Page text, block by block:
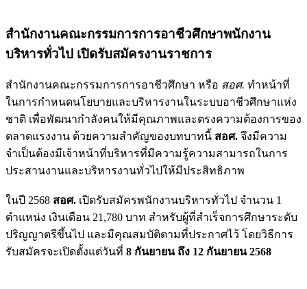
สำนักงานคณะกรรมการการอาชีวศึกษาพนักงาน
บริหารทั่วไป เปิดรับสมัครงานราชการ
สำนักงานคณะกรรมการการอาชีวศึกษา หรือ สอศ. ทำหน้าที่
ในการกำหนดนโยบายและบริหารงานในระบบอาชีวศึกษาแห่ง
ชาติ เพื่อพัฒนากำลังคนให้มีคุณภาพและตรงความต้องการของ
ตลาดแรงงาน ด้วยความสำคัญของบทบาทนี้ สอศ. จึงมีความ
จำเป็นต้องมีเจ้าหน้าที่บริหารที่มีความรู้ความสามารถในการ
ประสานงานและบริหารงานทั่วไปให้มีประสิทธิภาพ
ในปี 2568 สอศ. เปิดรับสมัครพนักงานบริหารทั่วไป จำนวน 1
ตำแหน่ง เงินเดือน 21,780 บาท สำหรับผู้ที่สำเร็จการศึกษาระดับ
ปริญญาตรีขึ้นไป และมีคุณสมบัติตามที่ประกาศไว้ โดยวิธีการ
รับสมัครจะเปิดตั้งแต่วันที่ 8 กันยายน ถึง 12 กันยายน 2568